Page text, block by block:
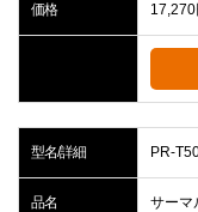
価格 17,270
型名/詳細 PR-
品名 サーマ